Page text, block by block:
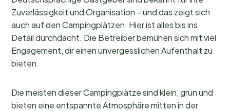
Zuverlässigkeit und Organisation – und das zeigt sich
auch auf den Campingplätzen. Hier ist alles bis ins
Detail durchdacht. Die Betreiber bemühen sich mit viel
Engagement, dir einen unvergesslichen Aufenthalt zu
bieten.
Die meisten dieser Campingplätze sind klein, grün und
bieten eine entspannte Atmosphäre mitten in der